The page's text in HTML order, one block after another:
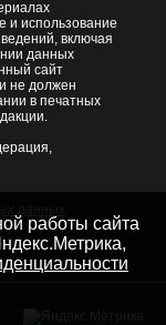
и использование
включая
данных
сайт
не должен
в печатных
работы сайта